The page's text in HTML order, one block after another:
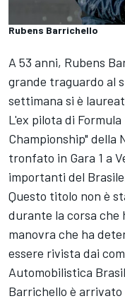
Rubens Barrichello
A 53 anni, Rubens
grande traguardo al
settimana si è
L'ex pilota di
Championship" della
tronfato in Gara 1 a
importanti del
Questo titolo non è
durante la corsa che
manovra che ha
essere rivista dai
Automobilistica
Barrichello è